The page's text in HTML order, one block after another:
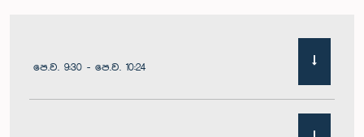
පෙ.ව. 9:30 - පෙ.ව. 10:24